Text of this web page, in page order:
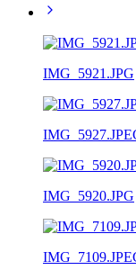
IMG_5921.JPG
IMG_5920.JPG